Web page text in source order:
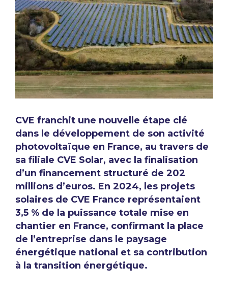
CVE franchit une nouvelle étape clé
dans le développement de son activité
photovoltaïque en France, au travers de
sa filiale CVE Solar, avec la finalisation
d’un financement structuré de 202
millions d’euros. En 2024, les projets
solaires de CVE France représentaient
3,5 % de la puissance totale mise en
chantier en France, confirmant la place
de l’entreprise dans le paysage
énergétique national et sa contribution
à la transition énergétique.